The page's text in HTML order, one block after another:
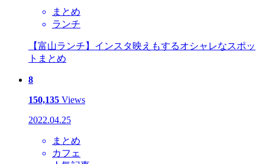
まとめ
ランチ
【富山ランチ】インスタ映えもするオシャレなスポッ
トまとめ
8
150,135 Views
2022.04.25
まとめ
カフェ